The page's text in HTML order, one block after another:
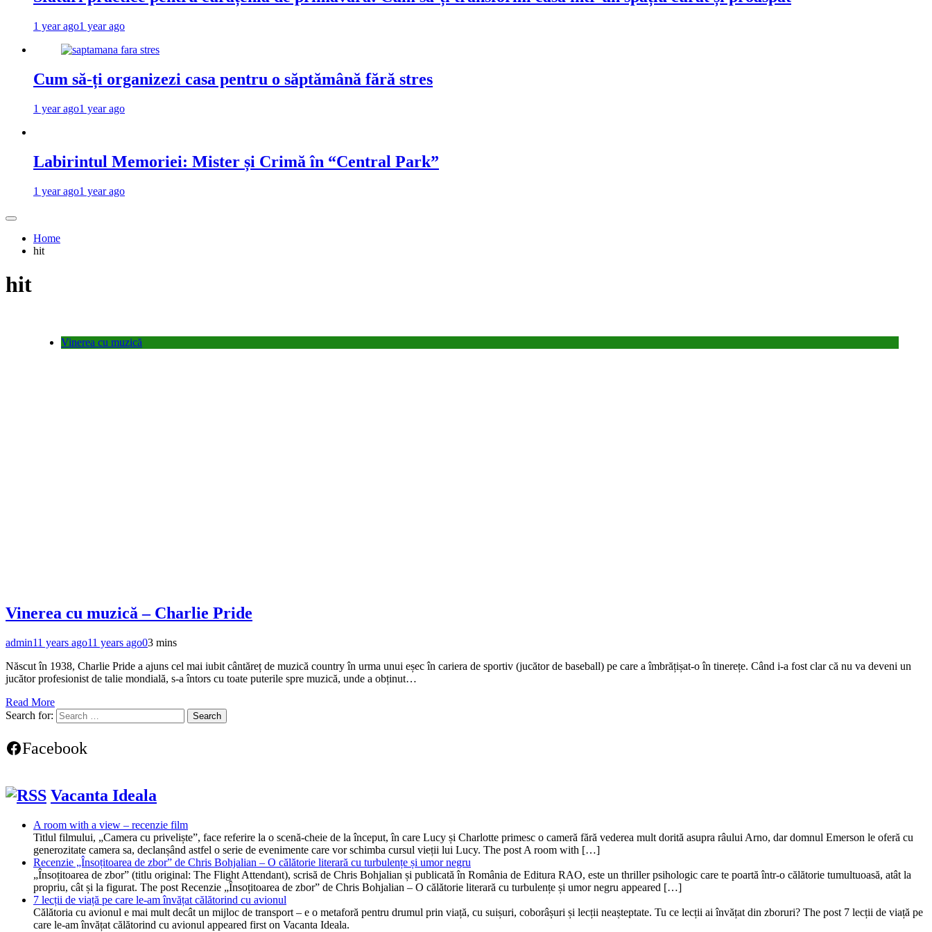
1 year ago1 year ago
Cum să-ți organizezi casa pentru o săptămână fără stres
1 year ago1 year ago
Labirintul Memoriei: Mister și Crimă în “Central Park”
1 year ago1 year ago
Home
hit
hit
Vinerea cu muzică
Vinerea cu muzică – Charlie Pride
admin11 years ago11 years ago03 mins
Născut în 1938, Charlie Pride a ajuns cel mai iubit cântăreț de muzică country în urma unui eșec în cariera de sportiv (jucător de baseball) pe care a îmbrățișat-o în tinerețe. Când i-a fost clar că nu va deveni un
jucător profesionist de talie mondială, s-a întors cu toate puterile spre muzică, unde a obținut…
Read More
Search for:
Facebook
Vacanta Ideala
A room with a view – recenzie film
Titlul filmului, „Camera cu priveliște”, face referire la o scenă-cheie de la început, în care Lucy și Charlotte primesc o cameră fără vederea mult dorită asupra râului Arno, dar domnul Emerson le oferă cu
generozitate camera sa, declanșând astfel o serie de evenimente care vor schimba cursul vieții lui Lucy. The post A room with […]
Recenzie „Însoțitoarea de zbor” de Chris Bohjalian – O călătorie literară cu turbulențe și umor negru
„Însoțitoarea de zbor” (titlu original: The Flight Attendant), scrisă de Chris Bohjalian și publicată în România de Editura RAO, este un thriller psihologic care te poartă într-o călătorie tumultuoasă, atât la
propriu, cât și la figurat. The post Recenzie „Însoțitoarea de zbor” de Chris Bohjalian – O călătorie literară cu turbulențe și umor negru appeared […]
7 lecții de viață pe care le-am învățat călătorind cu avionul
Călătoria cu avionul e mai mult decât un mijloc de transport – e o metaforă pentru drumul prin viață, cu suișuri, coborâșuri și lecții neașteptate. Tu ce lecții ai învățat din zboruri? The post 7 lecții de viață pe
care le-am învățat călătorind cu avionul appeared first on Vacanta Ideala.